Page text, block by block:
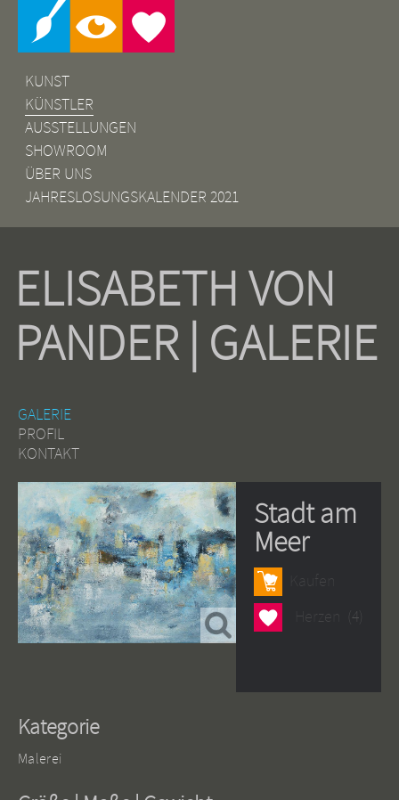
KUNST
KÜNSTLER
AUSSTELLUNGEN
SHOWROOM
ÜBER UNS
JAHRESLOSUNGSKALENDER 2021
ELISABETH VON
PANDER | GALERIE
GALERIE
PROFIL
KONTAKT
Stadt am
Meer
Kaufen
HerzenHerzen (4)
Kategorie
Malerei